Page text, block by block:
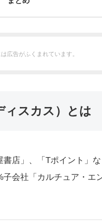
広告がふくまれています。
ィスカス）とは
店」、「Tポイント」
会社「カルチュア・エ